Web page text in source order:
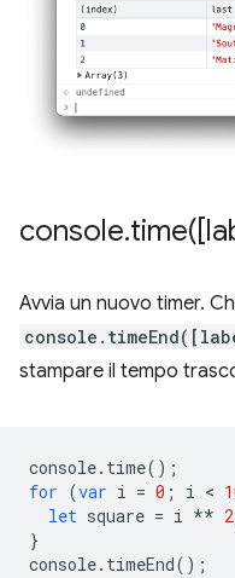
console.time(
Avvia un nuovo timer.
stampare il tempo
console. time();
for (var i = 0 ; i <
let square = i ** 2
}
console. timeEnd();